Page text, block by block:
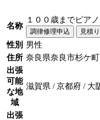
名称
１００歳までピア
性別 男性
住所 奈良県奈良市杉ケ町
出張
可能
な地
域
滋賀県 / 京都府 / 大
出張